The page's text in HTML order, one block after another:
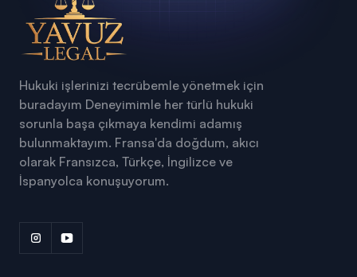
Hukuki işlerinizi tecrübemle yönetmek için
buradayım Deneyimimle her türlü hukuki
sorunla başa çıkmaya kendimi adamış
bulunmaktayım. Fransa'da doğdum, akıcı
olarak Fransızca, Türkçe, İngilizce ve
İspanyolca konuşuyorum.